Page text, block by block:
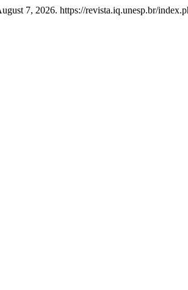
7, 2026. https://revista.iq.unesp.br/